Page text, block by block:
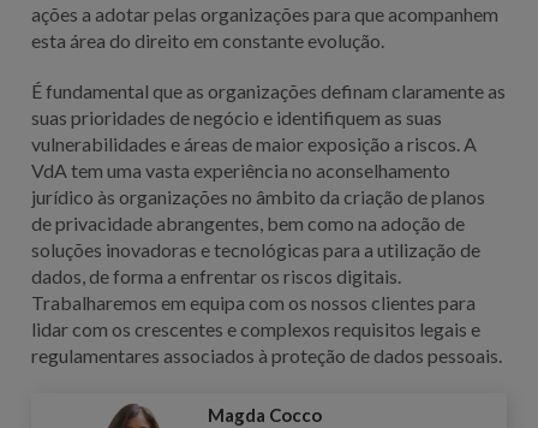
ações a adotar pelas organizações para que acompanhem
esta área do direito em constante evolução.
É fundamental que as organizações definam claramente as
suas prioridades de negócio e identifiquem as suas
vulnerabilidades e áreas de maior exposição a riscos. A
VdA tem uma vasta experiência no aconselhamento
jurídico às organizações no âmbito da criação de planos
de privacidade abrangentes, bem como na adoção de
soluções inovadoras e tecnológicas para a utilização de
dados, de forma a enfrentar os riscos digitais.
Trabalharemos em equipa com os nossos clientes para
lidar com os crescentes e complexos requisitos legais e
regulamentares associados à proteção de dados pessoais.
Magda Cocco